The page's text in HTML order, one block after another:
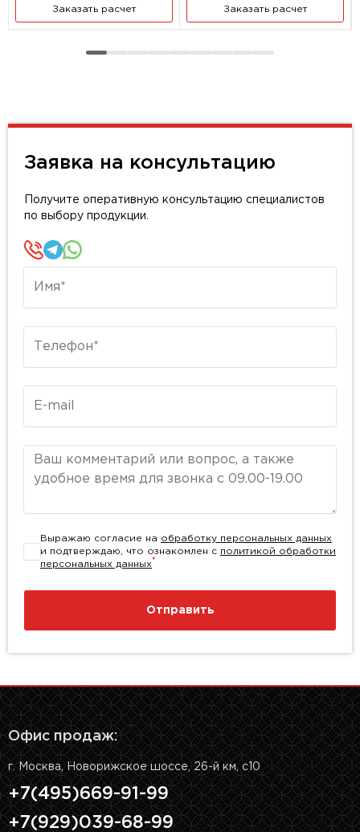
Заказать расчет Заказать расчет
Заявка на консультацию
Получите оперативную консультацию специалистов
по выбору продукции.
Комментарий
Выражаю согласие на обработку персональных данных
и подтверждаю, что ознакомлен с политикой обработки
персональных данных*
Отправить
Офис продаж:
г. Москва, Новорижское шоссе, 26-й км, с10
+7(495)669-91-99
+7(929)039-68-99